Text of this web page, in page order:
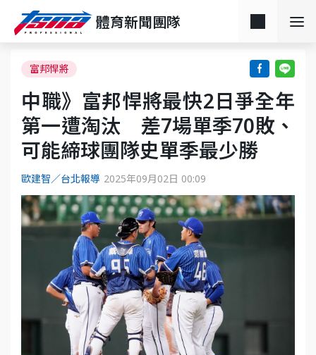
體育新聞團隊
富邦悍將
中職》富邦悍將最快2日爭全年
第一遭淘汰 差7場單季70敗、
可能締球團隊史單季最少勝
歐建智／台北報導 2025年09月02日 00:09